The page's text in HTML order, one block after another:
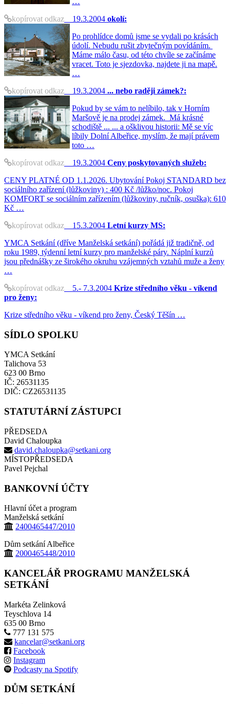
kopírovat odkaz 19.3.2004 okolí:
Po prohlídce domů jsme se vydali po krásách
údolí. Nebudu rušit zbytečným povídáním.
Máme málo času, od této chvíle se začínáme
vracet. Toto je sjezdovka, najdete ji na mapě.
…
kopírovat odkaz 19.3.2004 ... nebo raději zámek?:
Pokud by se vám to nelíbilo, tak v Horním
Maršově je na prodej zámek. Má krásné
schodiště ... ... a ošklivou historii: Mě se víc
líbily Dolní Albeřice, myslím, že mají právem
toto …
kopírovat odkaz 19.3.2004 Ceny poskytovaných služeb:
CENY PLATNÉ OD 1.1.2026. Ubytování Pokoj STANDARD bez
sociálního zařízení (lůžkoviny) : 400 Kč /lůžko/noc. Pokoj
KOMFORT se sociálním zařízením (lůžkoviny, ručník, osuška): 610
Kč …
kopírovat odkaz 15.3.2004 Letní kurzy MS:
YMCA Setkání (dříve Manželská setkání) pořádá již tradičně, od
roku 1989, týdenní letní kurzy pro manželské páry. Náplní kurzů
jsou přednášky ze širokého okruhu vzájemných vztahů muže a ženy
…
kopírovat odkaz 5.- 7.3.2004 Krize středního věku - víkend
pro ženy:
Krize středního věku - víkend pro ženy, Český Těšín …
SÍDLO SPOLKU
YMCA Setkání
Talichova 53
623 00 Brno
IČ: 26531135
DIČ: CZ26531135
STATUTÁRNÍ ZÁSTUPCI
PŘEDSEDA
David Chaloupka
david.chaloupka@setkani.org
MÍSTOPŘEDSEDA
Pavel Pejchal
BANKOVNÍ ÚČTY
Hlavní účet a program
Manželská setkání
2400465447/2010
Dům setkání Albeřice
2000465448/2010
KANCELÁŘ PROGRAMU MANŽELSKÁ
SETKÁNÍ
Markéta Zelinková
Teyschlova 14
635 00 Brno
777 131 575
kancelar@setkani.org
Facebook
Instagram
Podcasty na Spotify
DŮM SETKÁNÍ